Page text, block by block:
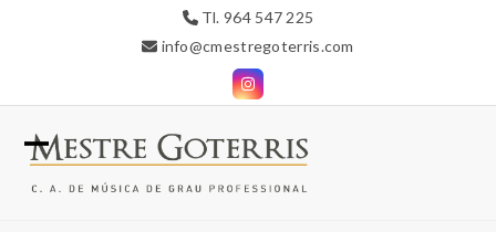
Tl. 964 547 225
info@cmestregoterris.com
Instagram
Open
Close